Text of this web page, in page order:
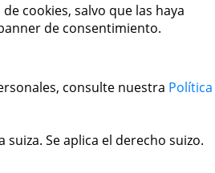
cookies, salvo que las haya
de consentimiento.
consulte nuestra Política
Se aplica el derecho suizo.